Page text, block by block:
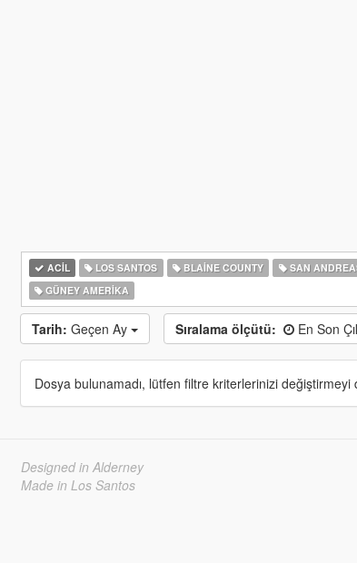
ACIL LOS SANTOS BLAINE COUNTY SAN
GÜNEY AMERIKA
Tarih: Geçen Ay Sıralama ölçütü: En Son
Dosya bulunamadı, lütfen filtre kriterlerinizi değiştirmeyi
Designed in Alderney
Made in Los Santos